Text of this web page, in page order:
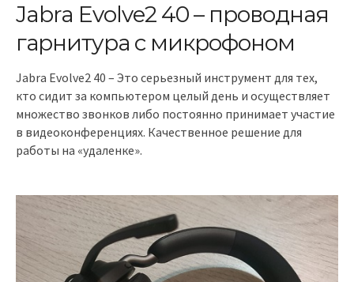
Jabra Evolve2 40 – проводная
гарнитура с микрофоном
Jabra Evolve2 40 – Это серьезный инструмент для тех,
кто сидит за компьютером целый день и осуществляет
множество звонков либо постоянно принимает участие
в видеоконференциях. Качественное решение для
работы на «удаленке».